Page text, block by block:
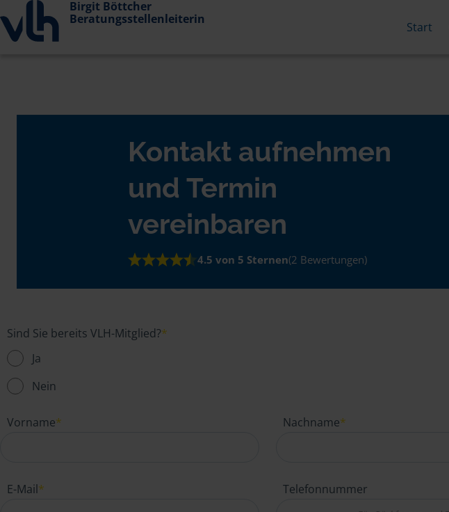
Birgit Böttcher
Beratungsstellenleiterin
Start
Kontakt aufnehmen
und Termin
vereinbaren
4.5 von 5 Sternen(2 Bewertungen)
Sind Sie bereits VLH-Mitglied?*
Ja
Nein
Vorname* Nachname*
E-Mail* Telefonnummer